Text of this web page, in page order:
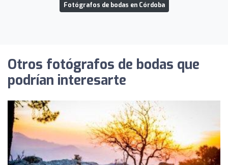
Fotógrafos de bodas en Córdoba
Otros fotógrafos de bodas que
podrían interesarte